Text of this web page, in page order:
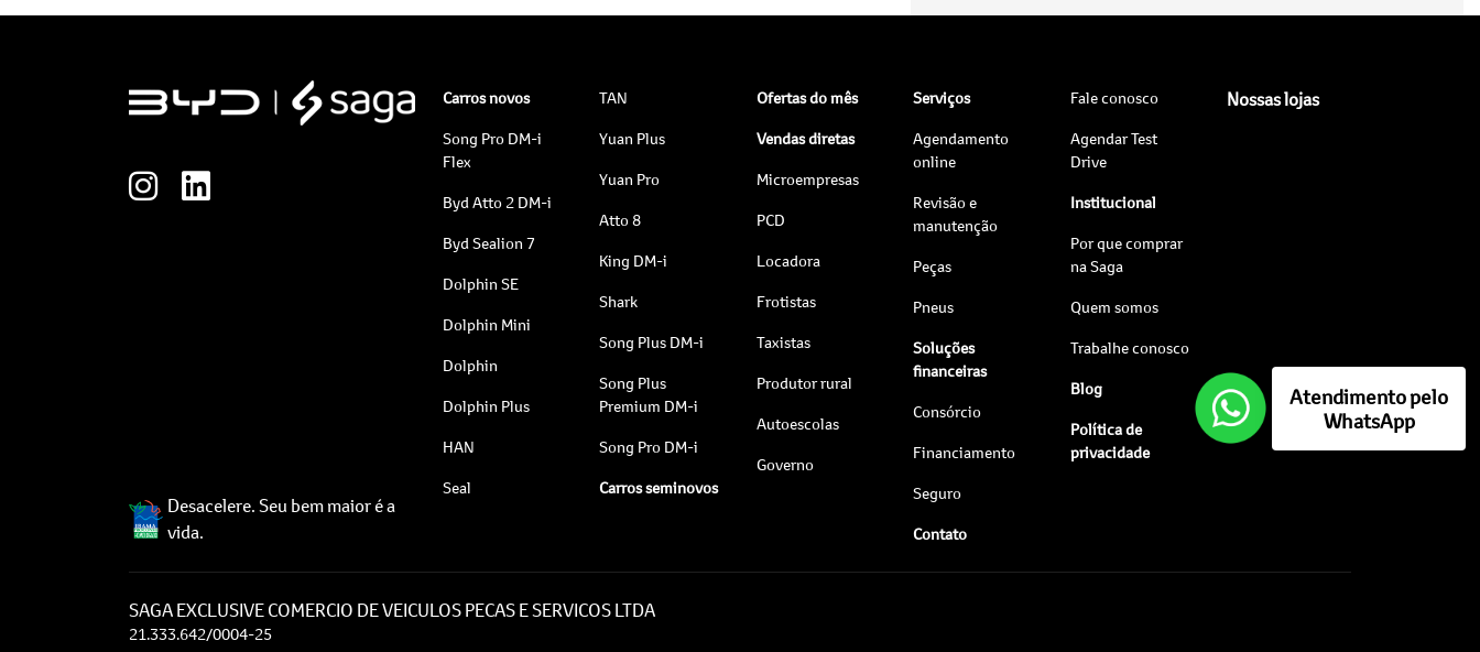
Desacelere. Seu bem maior é a
vida.
Carros novos
Song Pro DM-i
Flex
Byd Atto 2 DM-i
Byd Sealion 7
Dolphin SE
Dolphin Mini
Dolphin
Dolphin Plus
HAN
Seal
TAN
Yuan Plus
Yuan Pro
Atto 8
King DM-i
Shark
Song Plus DM-i
Song Plus
Premium DM-i
Song Pro DM-i
Carros seminovos
Ofertas do mês
Vendas diretas
Microempresas
PCD
Locadora
Frotistas
Taxistas
Produtor rural
Autoescolas
Governo
Serviços
Agendamento
online
Revisão e
manutenção
Peças
Pneus
Soluções
financeiras
Consórcio
Financiamento
Seguro
Contato
Fale conosco
Agendar Test
Drive
Institucional
Por que comprar
na Saga
Quem somos
Trabalhe conosco
Blog
Política de
privacidade
Nossas lojas
SAGA EXCLUSIVE COMERCIO DE VEICULOS PECAS E SERVICOS LTDA
21.333.642/0004-25
Atendimento pelo
WhatsApp